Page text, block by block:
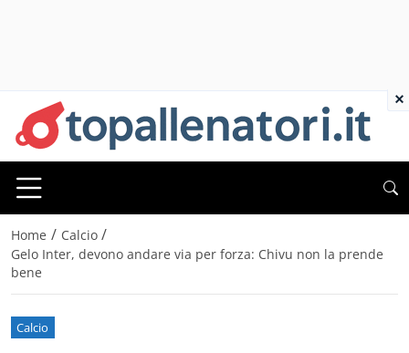
Home / Calcio /
Gelo Inter, devono andare via per forza: Chivu non la prende
bene
Calcio
×